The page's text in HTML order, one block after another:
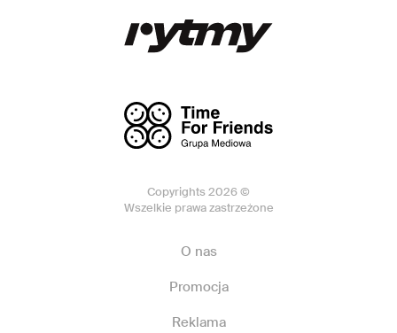
Copyrights 2026 ©
Wszelkie prawa zastrzeżone
O nas
Promocja
Reklama